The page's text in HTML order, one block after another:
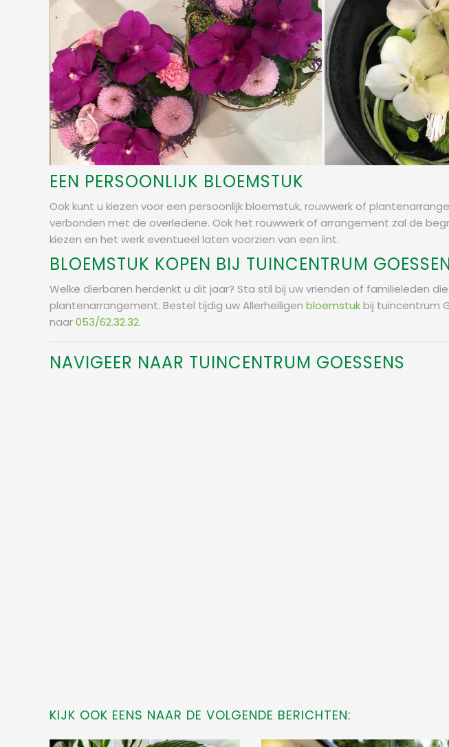
EEN PERSOONLIJK BLOEMSTUK
Ook kunt u kiezen voor een persoonlijk bloemstuk, rouwwerk of
verbonden met de overledene. Ook het rouwwerk of arrangement zal de
kiezen en het werk eventueel laten voorzien van een lint.
BLOEMSTUK KOPEN BIJ TUINCENTRUM
Welke dierbaren herdenkt u dit jaar? Sta stil bij uw vrienden of familieleden
plantenarrangement. Bestel tijdig uw Allerheiligen bloemstukbij tuincentrum
naar053/62.32.32.
NAVIGEER NAAR TUINCENTRUM GOESSENS
KIJK OOK EENS NAAR DE VOLGENDE BERICHTEN: